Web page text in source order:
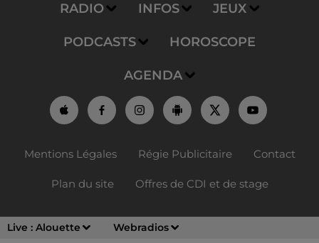
Live : Alouette Webradios
RADIO INFOS JEUX
PODCASTS HOROSCOPE
AGENDA
Mentions Légales Régie Publicitaire Contact
Plan du site Offres de CDI et de stage